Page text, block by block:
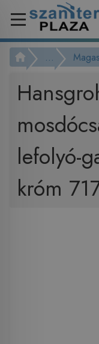
...
lefolyó-
króm